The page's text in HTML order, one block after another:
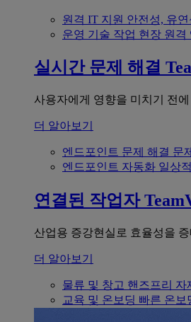
원격 IT 지원 안전성, 유
운영 기술 작업 현장 원격
실시간 문제 해결
사용자에게 영향을 미치기 전
더 알아보기
엔드포인트 문제 해결 문
엔드포인트 자동화 일상
연결된 작업자
산업용 증강현실로 효율성을
더 알아보기
물류 및 창고 핸즈프리 자
교육 및 온보딩 빠른 온보